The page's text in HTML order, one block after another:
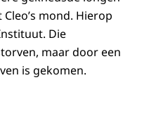
mond. Hierop
Die
maar door een
is gekomen.